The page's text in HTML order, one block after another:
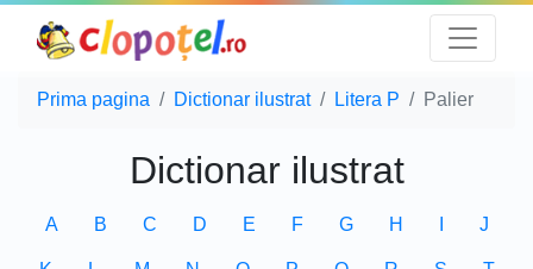
Prima pagina Dictionar ilustrat Litera P Palier
Dictionar ilustrat
A B C D E F G H J